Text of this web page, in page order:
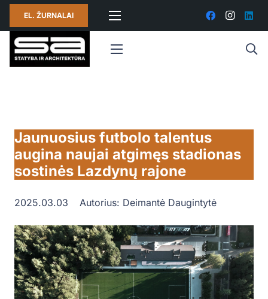
EL. ŽURNALAI
Jaunuosius futbolo talentus
augina naujai atgimęs stadionas
sostinės Lazdynų rajone
2025.03.03 Autorius: Deimantė Daugintytė